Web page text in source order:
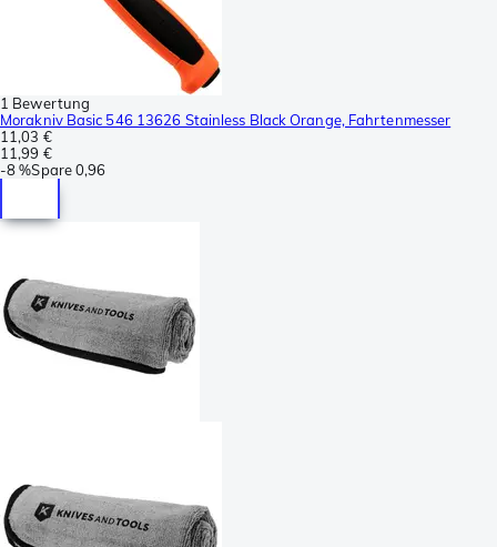
1 Bewertung
Morakniv Basic 546 13626 Stainless Black Orange, Fahrtenmesser
11,03 €
11,99 €
-8 %Spare0,96